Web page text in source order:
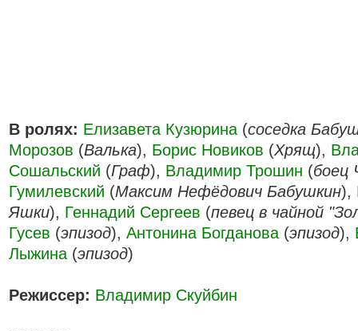
В ролях: Елизавета Кузюрина (соседка
Морозов (Валька), Борис Новиков (Хрящ),
Сошальский (Граф), Владимир Трошин (боец
Гумилевский (Максим Нефёдович Бабушкин),
Яшки), Геннадий Сергеев (певец в чайной
Гусев (эпизод), Антонина Богданова (эпизод),
Лыжина (эпизод)
Режиссер: Владимир Скуйбин